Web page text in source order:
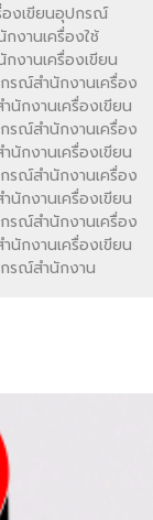
องเขียนอุปกรณ์
งานเครื่องใช้
งานเครื่องเขียน
รณ์สำนักงานเครื่อง
นักงานเครื่องเขียน
รณ์สำนักงานเครื่อง
นักงานเครื่องเขียน
รณ์สำนักงานเครื่อง
นักงานเครื่องเขียน
รณ์สำนักงานเครื่อง
นักงานเครื่องเขียน
รณ์สำนักงาน